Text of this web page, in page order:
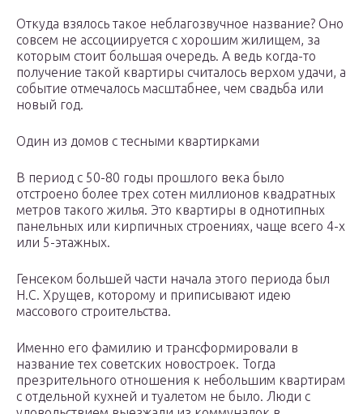
Откуда взялось такое неблагозвучное название? Оно
совсем не ассоциируется с хорошим жилищем, за
которым стоит большая очередь. А ведь когда-то
получение такой квартиры считалось верхом удачи, а
событие отмечалось масштабнее, чем свадьба или
новый год.
Один из домов с тесными квартирками
В период с 50-80 годы прошлого века было
отстроено более трех сотен миллионов квадратных
метров такого жилья. Это квартиры в однотипных
панельных или кирпичных строениях, чаще всего 4-х
или 5-этажных.
Генсеком большей части начала этого периода был
Н.С. Хрущев, которому и приписывают идею
массового строительства.
Именно его фамилию и трансформировали в
название тех советских новостроек. Тогда
презрительного отношения к небольшим квартирам
с отдельной кухней и туалетом не было. Люди с